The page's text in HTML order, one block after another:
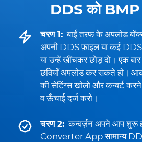
DDS को
चरण 1: बाईं तरफ के अपलोड
अपनी DDS फ़ाइल या कई
या उन्हें खींचकर छोड़ दो। एक
छवियाँ अपलोड कर सकते हो।
की सेटिंग्स खोलो और कन्वर्ट
व ऊँचाई दर्ज करो।
चरण 2: कन्वर्ज़न अपने आप शुरू
Converter App सामान्य